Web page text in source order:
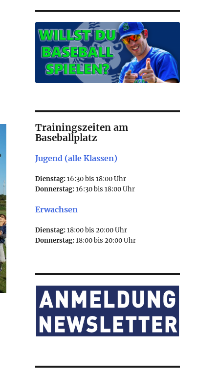
Trainingszeiten am
Baseballplatz
Jugend (alle Klassen)
Dienstag:16:30 bis 18:00 Uhr
Donnerstag:16:30 bis 18:00 Uhr
Erwachsen
Dienstag:18:00 bis 20:00 Uhr
Donnerstag:18:00 bis 20:00 Uhr